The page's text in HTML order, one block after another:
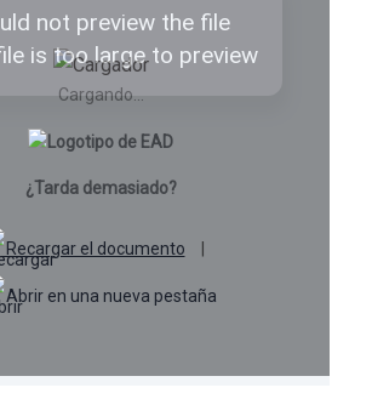
Cargando...
¿Tarda demasiado?
Recargar el documento
Abrir en una nueva pestaña